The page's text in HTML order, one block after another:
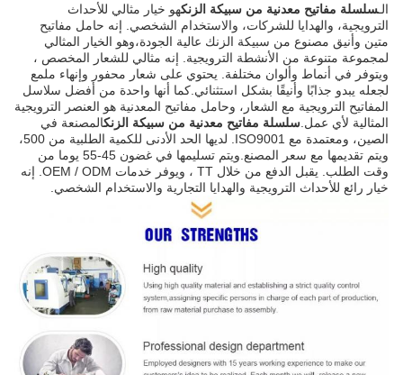
الـسلسلة مفاتيح معدنية من سبيكة الزنكهو خيار مثالي للأحداث
الترويجية، والهدايا للشركات، والاستخدام الشخصي. إنه حامل مفاتيح
متين وأنيق مصنوع من سبيكة الزنك عالية الجودة،وهو الخيار المثالي
لمجموعة متنوعة من الأنشطة الترويجية. إنه مثالي للشعار المخصص ،
ويتوفر في أنماط وألوان مختلفة. يحتوي على شعار محفور وإنهاء ملمع
لجعله يبدو جذابًا وأنيقًا بشكل استثنائي.كما أنها واحدة من أفضل سلاسل
المفاتيح الترويجية مع الشعار، وحامل مفاتيح المعدنية هو العنصر الترويجية
المثالية لأي عمل. سلسلة مفاتيح معدنية من سبيكة الزنكالمصنعة في
الصين، ومعتمدة مع ISO9001. لديها الحد الأدنى للكمية الطلبية من 500،
ويتم تقديمها مع سعر المصنع.ويتم تسليمها في غضون 45-55 يوما من
وقت الطلب. يقبل الدفع من خلال TT ، ويوفر خدمات OEM / ODM. إنه
خيار رائع للأحداث الترويجية والهدايا التجارية والاستخدام الشخصي.